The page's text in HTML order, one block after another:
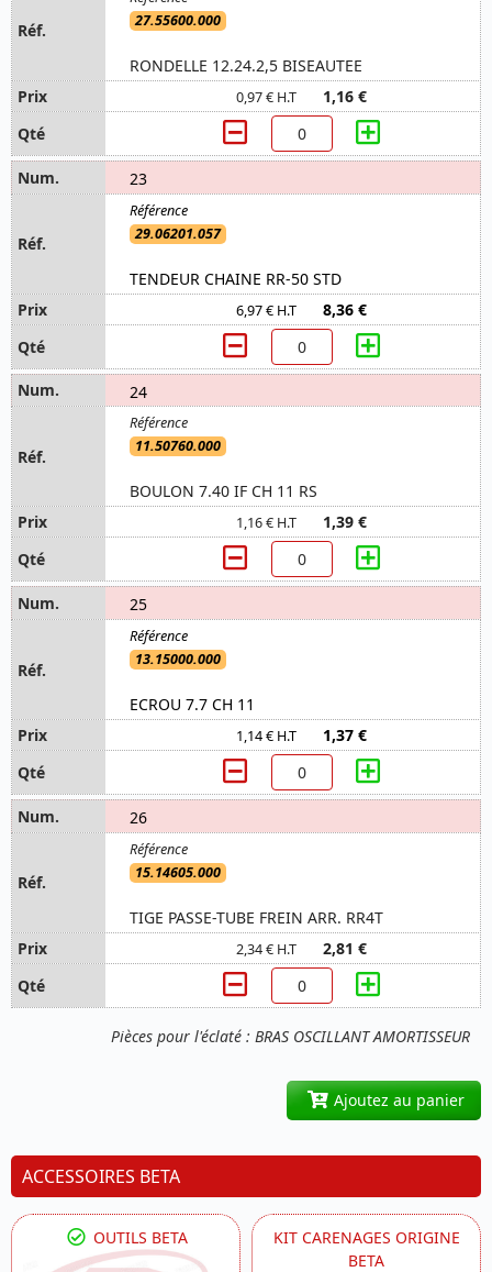
Pièces pour l'éclaté : BRAS OSCILLANT AMORTISSEUR
27.55600.000
RONDELLE 12.24.2,5 BISEAUTEE
0,97 € H.T 1,16 €
23
29.06201.057
TENDEUR CHAINE RR-50 STD
6,97 € H.T 8,36 €
24
11.50760.000
BOULON 7.40 IF CH 11 RS
1,16 € H.T 1,39 €
25
13.15000.000
ECROU 7.7 CH 11
1,14 € H.T 1,37 €
26
15.14605.000
TIGE PASSE-TUBE FREIN ARR. RR4T
2,34 € H.T 2,81 €
Ajoutez au panier
ACCESSOIRES BETA
OUTILS BETA
KIT CARENAGES ORIGINE
BETA